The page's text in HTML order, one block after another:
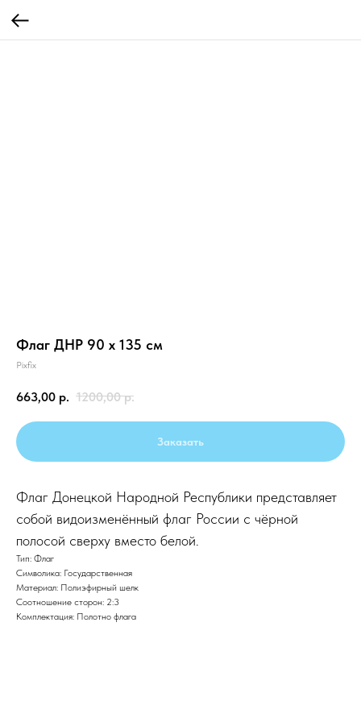
Флаг ДНР 90 х 135 см
Pixfix
663,00 р. 1200,00 р.
Заказать
Флаг Донецкой Народной Республики представляет
собой видоизменëнный флаг России с чёрной
полосой сверху вместо белой.
Тип: Флаг
Символика: Государственная
Материал: Полиэфирный шелк
Соотношение сторон: 2:3
Комплектация: Полотно флага